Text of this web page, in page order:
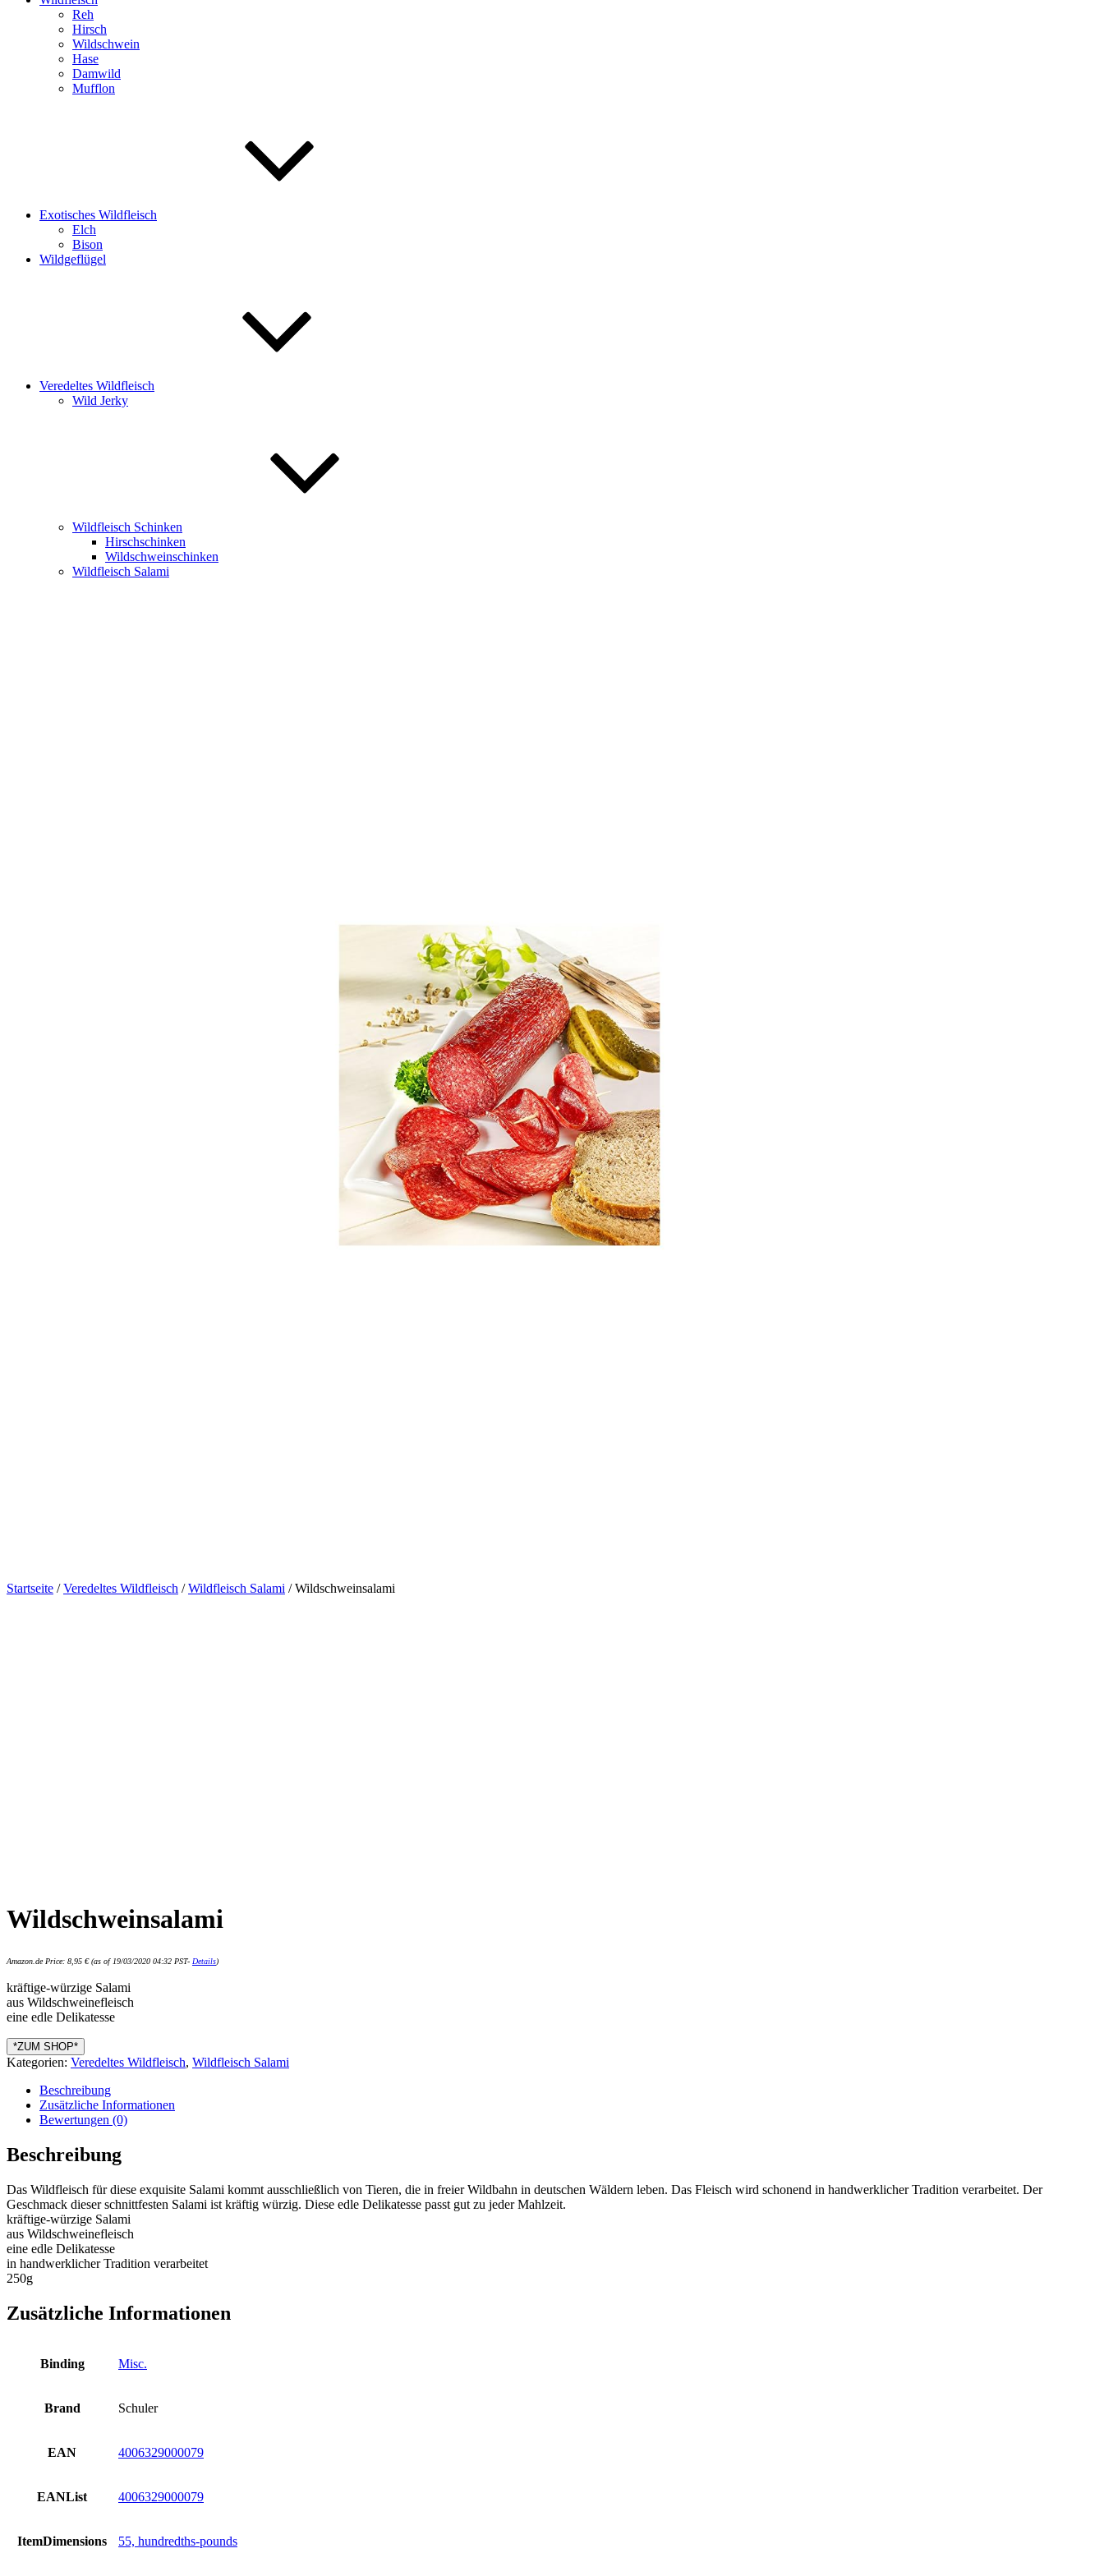
Reh
Hirsch
Wildschwein
Hase
Damwild
Mufflon
Exotisches Wildfleisch
Elch
Bison
Wildgeflügel
Veredeltes Wildfleisch
Wild Jerky
Wildfleisch Schinken
Hirschschinken
Wildschweinschinken
Wildfleisch Salami
Startseite /Veredeltes Wildfleisch /Wildfleisch Salami / Wildschweinsalami
Wildschweinsalami
Amazon.de Price: 8,95 €(as of 19/03/2020 04:32 PST- Details)
kräftige-würzige Salami
aus Wildschweinefleisch
eine edle Delikatesse
*ZUM SHOP*
Kategorien: Veredeltes Wildfleisch, Wildfleisch Salami
Beschreibung
Zusätzliche Informationen
Bewertungen (0)
Beschreibung
Das Wildfleisch für diese exquisite Salami kommt ausschließlich von Tieren, die in freier Wildbahn in deutschen Wäldern leben. Das Fleisch wird schonend in handwerklicher Tradition verarbeitet. Der
Geschmack dieser schnittfesten Salami ist kräftig würzig. Diese edle Delikatesse passt gut zu jeder Mahlzeit.
kräftige-würzige Salami
aus Wildschweinefleisch
eine edle Delikatesse
in handwerklicher Tradition verarbeitet
250g
Zusätzliche Informationen
Binding Misc.
Brand Schuler
EAN 4006329000079
EANList 4006329000079
ItemDimensions 55, hundredths-pounds